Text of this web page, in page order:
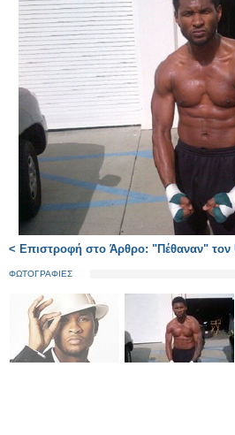
< Επιστροφή στο Άρθρο: "Πέθαναν" τον
ΦΩΤΟΓΡΑΦΙΕΣ